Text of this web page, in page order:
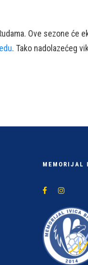
Ove sezone će
. Tako nadolazećeg
MEMORIJAL